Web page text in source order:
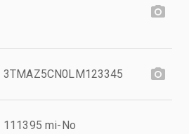
3TMAZ5CN0LM123345
111395 mi-No